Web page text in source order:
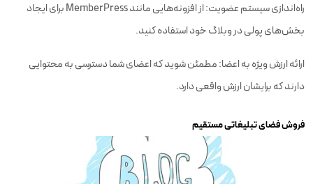
راه‌اندازی سیستم عضویت: از افزونه‌هایی مانند MemberPress برای ایجاد
بخش‌های پولی در وبلاگ خود استفاده کنید.
ارائه ارزش ویژه به اعضا: مطمئن شوید که اعضای شما دسترسی به محتوایی
دارند که برایشان ارزش واقعی دارد.
فروش فضای تبلیغاتی مستقیم